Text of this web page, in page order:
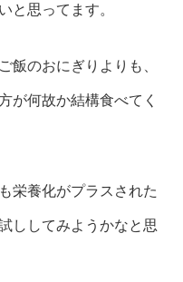
と思ってます。
飯のおにぎりよりも、
が何故か結構食べてく
栄養化がプラスされた
ししてみようかなと思